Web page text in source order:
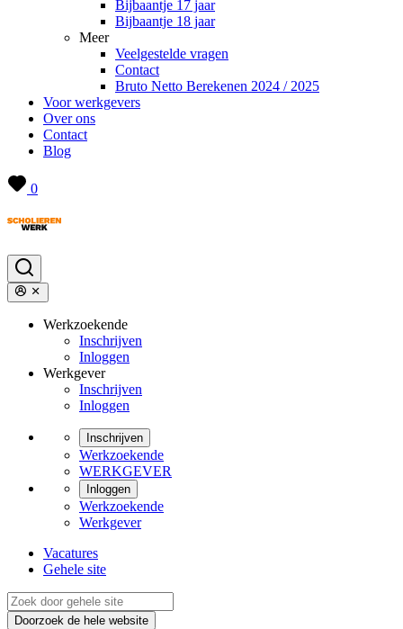
Bijbaantje 17 jaar
Bijbaantje 18 jaar
Meer
Veelgestelde vragen
Contact
Bruto Netto Berekenen 2024 / 2025
Voor werkgevers
Over ons
Contact
Blog
0
Werkzoekende
Inschrijven
Inloggen
Werkgever
Inschrijven
Inloggen
Inschrijven
Werkzoekende
WERKGEVER
Inloggen
Werkzoekende
Werkgever
Vacatures
Gehele site